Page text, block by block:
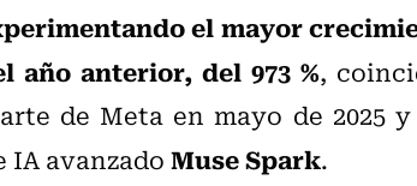
el mayor
año anterior, del 973 %,
de Meta en mayo de 2025
avanzadoMuse Spark.